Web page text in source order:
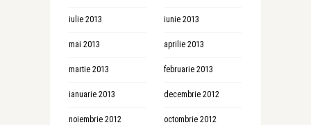
iulie 2013 iunie 2013
mai 2013 aprilie 2013
martie 2013 februarie 2013
ianuarie 2013 decembrie 2012
noiembrie 2012 octombrie 2012